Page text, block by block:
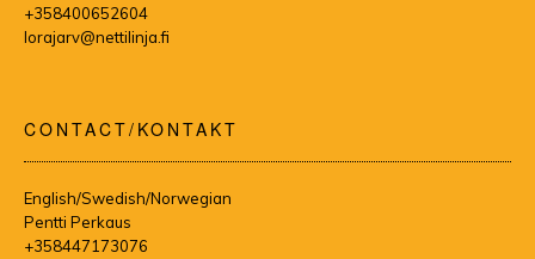
+358400652604
lorajarv@nettilinja.fi
CONTACT/KONTAKT
English/Swedish/Norwegian
Pentti Perkaus
+358447173076